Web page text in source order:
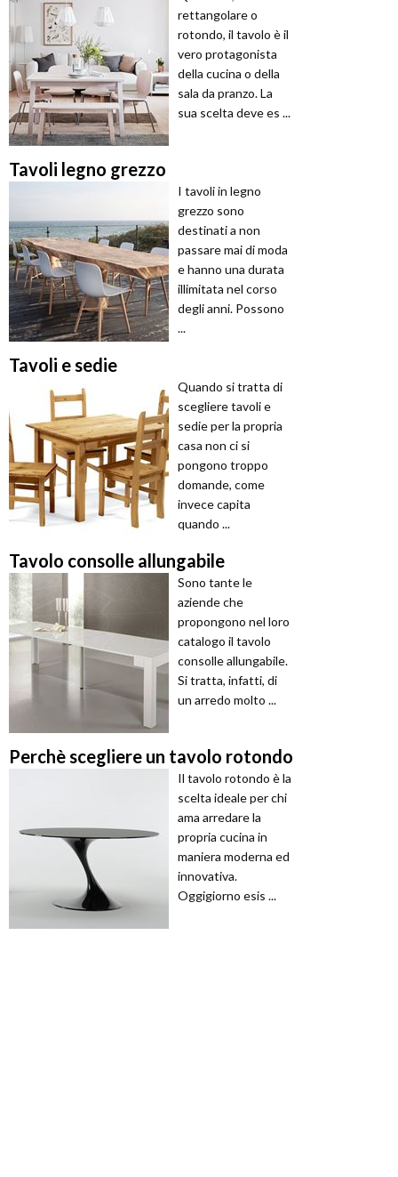
rettangolare o
rotondo, il tavolo è il
vero protagonista
della cucina o della
sala da pranzo. La
sua scelta deve es ...
Tavoli legno grezzo
I tavoli in legno
grezzo sono
destinati a non
passare mai di moda
e hanno una durata
illimitata nel corso
degli anni. Possono
...
Tavoli e sedie
Quando si tratta di
scegliere tavoli e
sedie per la propria
casa non ci si
pongono troppo
domande, come
invece capita
quando ...
Tavolo consolle allungabile
Sono tante le
aziende che
propongono nel loro
catalogo il tavolo
consolle allungabile.
Si tratta, infatti, di
un arredo molto ...
Perchè scegliere un tavolo rotondo
Il tavolo rotondo è la
scelta ideale per chi
ama arredare la
propria cucina in
maniera moderna ed
innovativa.
Oggigiorno esis ...